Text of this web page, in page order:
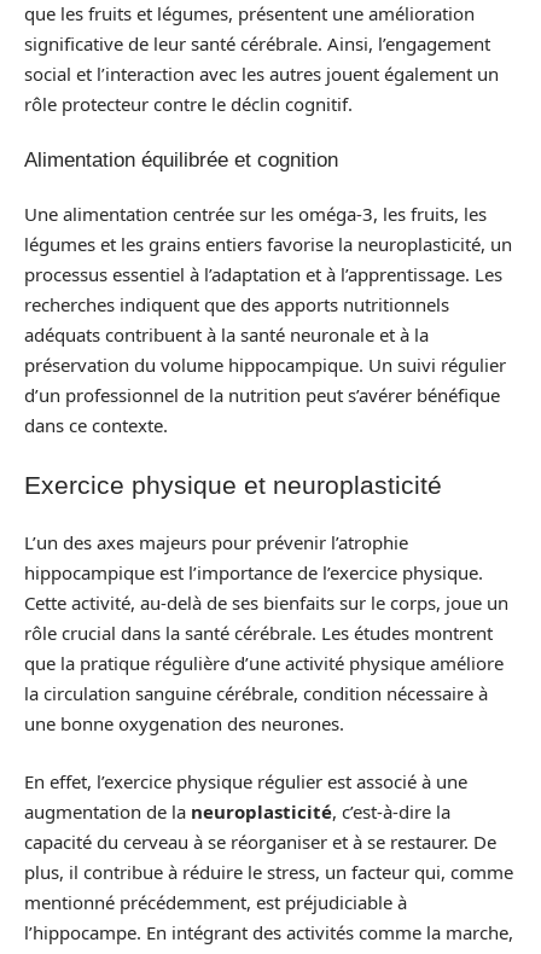
que les fruits et légumes, présentent une amélioration
significative de leur santé cérébrale. Ainsi, l’engagement
social et l’interaction avec les autres jouent également un
rôle protecteur contre le déclin cognitif.
Alimentation équilibrée et cognition
Une alimentation centrée sur les oméga-3, les fruits, les
légumes et les grains entiers favorise la neuroplasticité, un
processus essentiel à l’adaptation et à l’apprentissage. Les
recherches indiquent que des apports nutritionnels
adéquats contribuent à la santé neuronale et à la
préservation du volume hippocampique. Un suivi régulier
d’un professionnel de la nutrition peut s’avérer bénéfique
dans ce contexte.
Exercice physique et neuroplasticité
L’un des axes majeurs pour prévenir l’atrophie
hippocampique est l’importance de l’exercice physique.
Cette activité, au-delà de ses bienfaits sur le corps, joue un
rôle crucial dans la santé cérébrale. Les études montrent
que la pratique régulière d’une activité physique améliore
la circulation sanguine cérébrale, condition nécessaire à
une bonne oxygenation des neurones.
En effet, l’exercice physique régulier est associé à une
augmentation de la neuroplasticité, c’est-à-dire la
capacité du cerveau à se réorganiser et à se restaurer. De
plus, il contribue à réduire le stress, un facteur qui, comme
mentionné précédemment, est préjudiciable à
l’hippocampe. En intégrant des activités comme la marche,